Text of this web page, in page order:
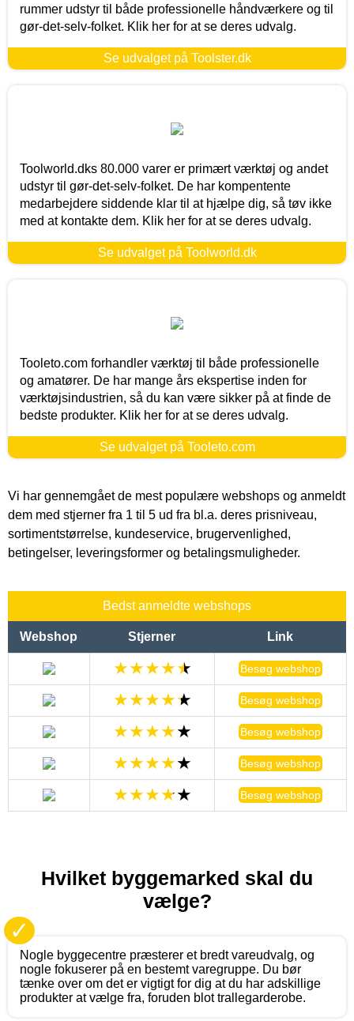
rummer udstyr til både professionelle håndværkere og til
gør-det-selv-folket. Klik her for at se deres udvalg.
Se udvalget på Toolster.dk
Toolworld.dks 80.000 varer er primært værktøj og andet
udstyr til gør-det-selv-folket. De har kompentente
medarbejdere siddende klar til at hjælpe dig, så tøv ikke
med at kontakte dem. Klik her for at se deres udvalg.
Se udvalget på Toolworld.dk
Tooleto.com forhandler værktøj til både professionelle
og amatører. De har mange års ekspertise inden for
værktøjsindustrien, så du kan være sikker på at finde de
bedste produkter. Klik her for at se deres udvalg.
Se udvalget på Tooleto.com
Vi har gennemgået de mest populære webshops og anmeldt
dem med stjerner fra 1 til 5 ud fra bl.a. deres prisniveau,
sortimentstørrelse, kundeservice, brugervenlighed,
betingelser, leveringsformer og betalingsmuligheder.
Bedst anmeldte webshops
Webshop Stjerner Link
Besøg webshop
Besøg webshop
Besøg webshop
Besøg webshop
Besøg webshop
Hvilket byggemarked skal du
vælge?
✓
Nogle byggecentre præsterer et bredt vareudvalg, og
nogle fokuserer på en bestemt varegruppe. Du bør
tænke over om det er vigtigt for dig at du har adskillige
produkter at vælge fra, foruden blot trallegarderobe.